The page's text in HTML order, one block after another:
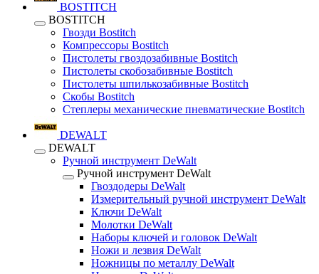
BOSTITCH
BOSTITCH
Гвозди Bostitch
Компрессоры Bostitch
Пистолеты гвоздозабивные Bostitch
Пистолеты скобозабивные Bostitch
Пистолеты шпилькозабивные Bostitch
Скобы Bostitch
Степлеры механические пневматические Bostitch
DEWALT
DEWALT
Ручной инструмент DeWalt
Ручной инструмент DeWalt
Гвоздодеры DeWalt
Измерительный ручной инструмент DeWalt
Ключи DeWalt
Молотки DeWalt
Наборы ключей и головок DeWalt
Ножи и лезвия DeWalt
Ножницы по металлу DeWalt